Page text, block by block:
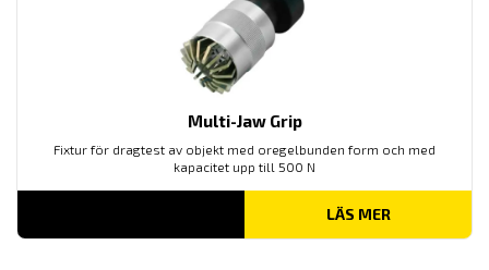
Multi-Jaw Grip
Fixtur för dragtest av objekt med oregelbunden form och med
kapacitet upp till 500 N
LÄS MER